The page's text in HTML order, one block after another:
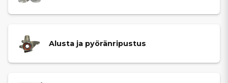
Alusta ja pyöränripustus